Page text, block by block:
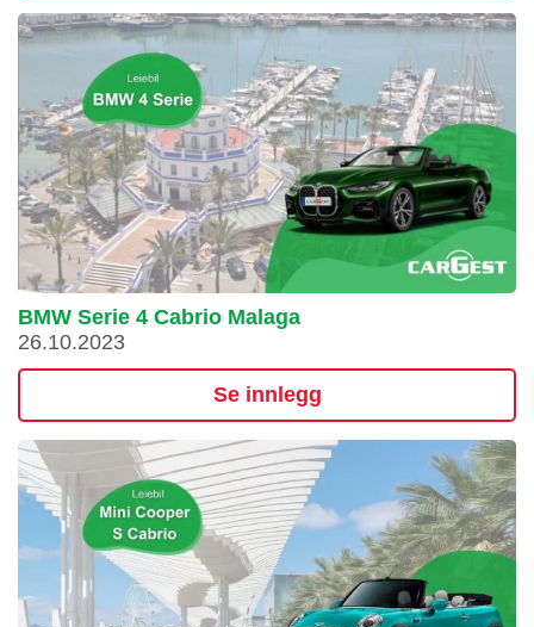
BMW Serie 4 Cabrio Malaga
26.10.2023
Se innlegg